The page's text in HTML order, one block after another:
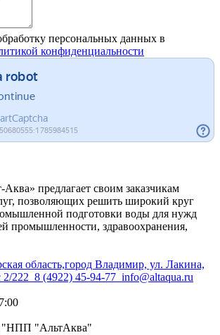
персональных данных в
конфиденциальности
предлагает своим заказчикам
позволяющих решить широкий круг
подготовки воды для нужд
промышленности, здравоохранения,
область,город Владимир, ул. Лакина,
222 8 (4922) 45-94-77 info@altaqua.ru
"НПП "АльтАква"